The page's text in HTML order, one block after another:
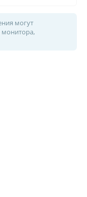
могут
монитора,